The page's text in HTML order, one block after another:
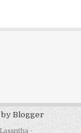
by Blogger
Lasantha-